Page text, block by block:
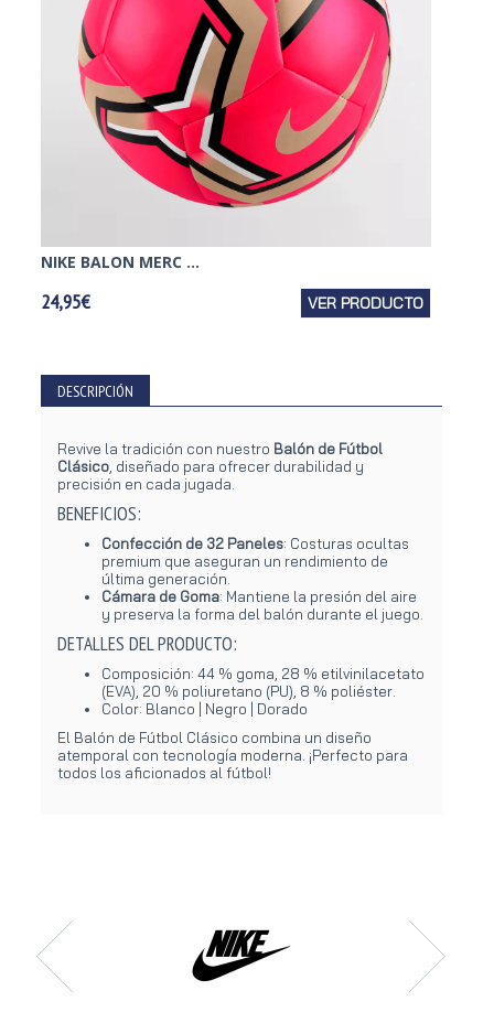
NIKE BALON MERC ...
24,95€ VER PRODUCTO
DESCRIPCIÓN
Revive la tradición con nuestro Balón de Fútbol
Clásico , diseñado para ofrecer durabilidad y
precisión en cada jugada.
BENEFICIOS:
Confección de 32 Paneles: Costuras ocultas
premium que aseguran un rendimiento de
última generación.
Cámara de Goma: Mantiene la presión del aire
y preserva la forma del balón durante el juego.
DETALLES DEL PRODUCTO:
Composición: 44 % goma, 28 % etilvinilacetato
(EVA), 20 % poliuretano (PU), 8 % poliéster.
Color: Blanco | Negro | Dorado
El Balón de Fútbol Clásico combina un diseño
atemporal con tecnología moderna. ¡Perfecto para
todos los aficionados al fútbol!